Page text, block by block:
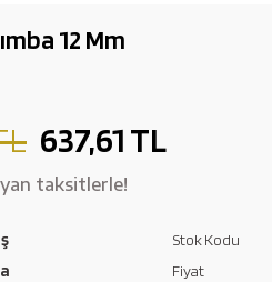
12 Mm
637,61 TL
taksitlerle!
Stok Kodu
Fiyat